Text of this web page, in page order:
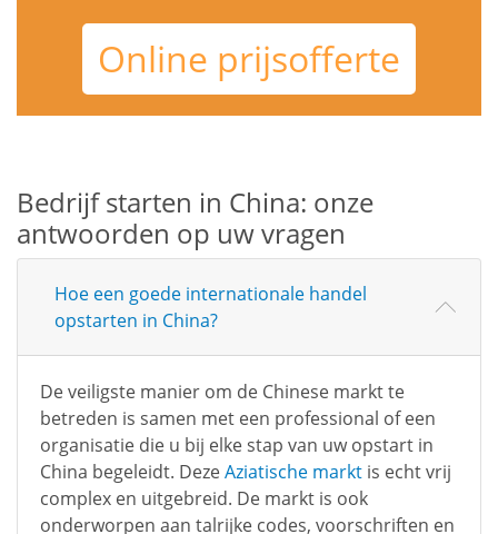
Online prijsofferte
Bedrijf starten in China: onze
antwoorden op uw vragen
Hoe een goede internationale handel
opstarten in China?
De veiligste manier om de Chinese markt te
betreden is samen met een professional of een
organisatie die u bij elke stap van uw opstart in
China begeleidt. DezeAziatische markt is echt vrij
complex en uitgebreid. De markt is ook
onderworpen aan talrijke codes, voorschriften en